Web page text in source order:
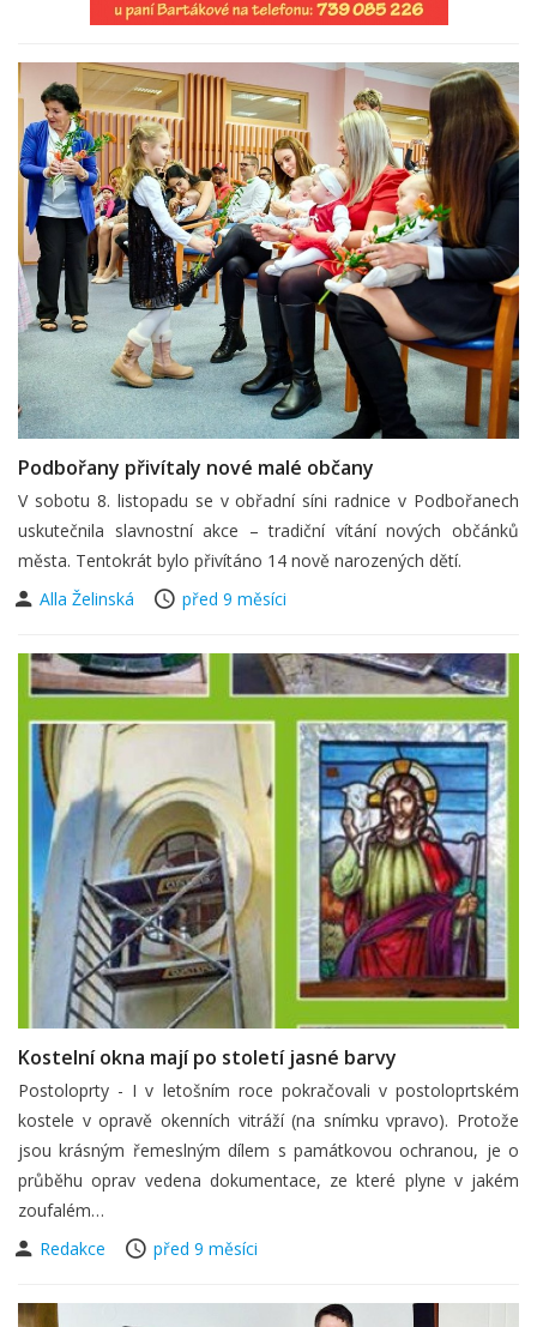
Podbořany přivítaly nové malé občany
V sobotu 8. listopadu se v obřadní síni radnice v Podbořanech
uskutečnila slavnostní akce – tradiční vítání nových občánků
města. Tentokrát bylo přivítáno 14 nově narozených dětí.
Alla Želinská
před 9 měsíci
Kostelní okna mají po století jasné barvy
Postoloprty - I v letošním roce pokračovali v postoloprtském
kostele v opravě okenních vitráží (na snímku vpravo). Protože
jsou krásným řemeslným dílem s památkovou ochranou, je o
průběhu oprav vedena dokumentace, ze které plyne v jakém
zoufalém…
Redakce
před 9 měsíci